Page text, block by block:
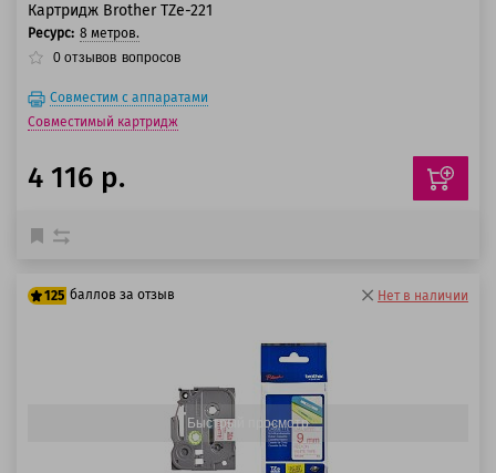
Картридж Brother TZe-221
Ресурс: 8 метров.
0 отзывов вопросов
Совместим с аппаратами
Совместимый картридж
4 116 р.
125 баллов за отзыв Нет в наличии
Быстрый просмотр